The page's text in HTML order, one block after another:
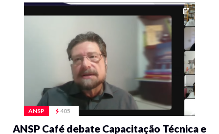
ANSP 405
ANSP Café debate Capacitação Técnica e